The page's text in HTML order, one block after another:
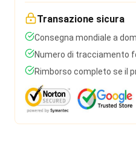
Transazione sicura
Consegna mondiale a
Numero di tracciamento
Rimborso completo se il